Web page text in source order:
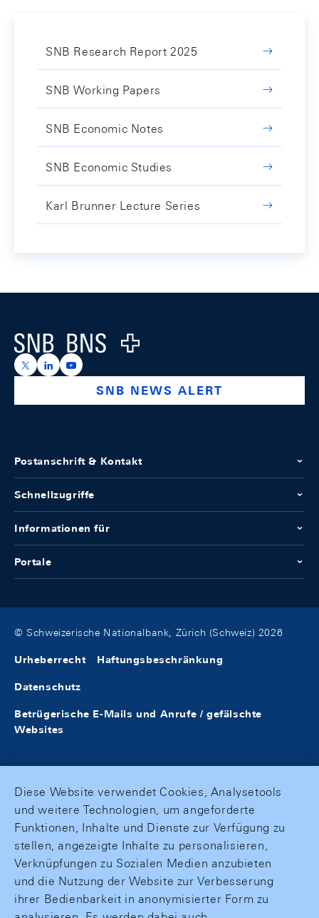
SNB Research Report 2025
SNB Working Papers
SNB Economic Notes
SNB Economic Studies
Karl Brunner Lecture Series
Logo
https://x.com/snb_bns
https://ch.linkedin.com/company/swiss-national-
https://www.youtube.com/@swissnationalbank
SNB NEWS ALERT
Postanschrift & Kontakt
Schnellzugriffe
Informationen für
Portale
© Schweizerische Nationalbank, Zürich (Schweiz) 2026
Urheberrecht Haftungsbeschränkung
Datenschutz
Betrügerische E-Mails und Anrufe / gefälschte
Websites
Diese Website verwendet Cookies, Analysetools
und weitere Technologien, um angeforderte
Funktionen, Inhalte und Dienste zur Verfügung zu
stellen, angezeigte Inhalte zu personalisieren,
Verknüpfungen zu Sozialen Medien anzubieten
und die Nutzung der Website zur Verbesserung
ihrer Bedienbarkeit in anonymisierter Form zu